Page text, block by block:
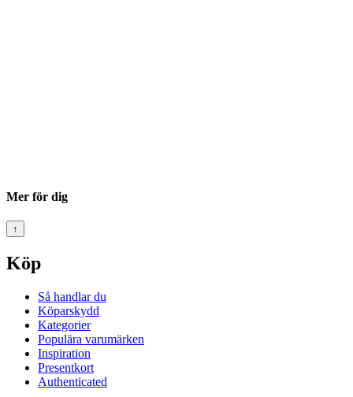
Mer för dig
↑
Köp
Så handlar du
Köparskydd
Kategorier
Populära varumärken
Inspiration
Presentkort
Authenticated